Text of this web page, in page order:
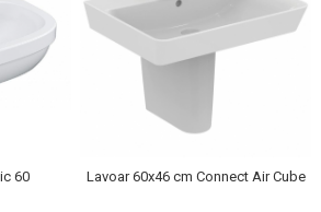
60 Lavoar 60x46 cm Connect Air Cube